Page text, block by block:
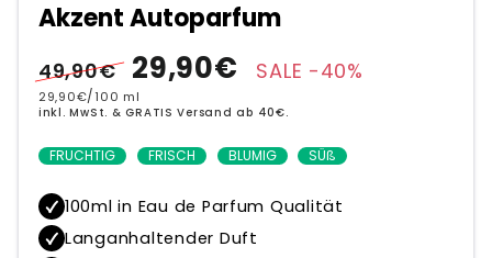
Akzent Autoparfum
Normaler
Preis
49,90€ Sonderpreis
29,90€ SALE -40%
29,90€/100 ml
inkl. MwSt. & GRATIS Versand ab 40€.
FRUCHTIG FRISCH BLUMIG SÜß
100ml in Eau de Parfum Qualität
Langanhaltender Duft